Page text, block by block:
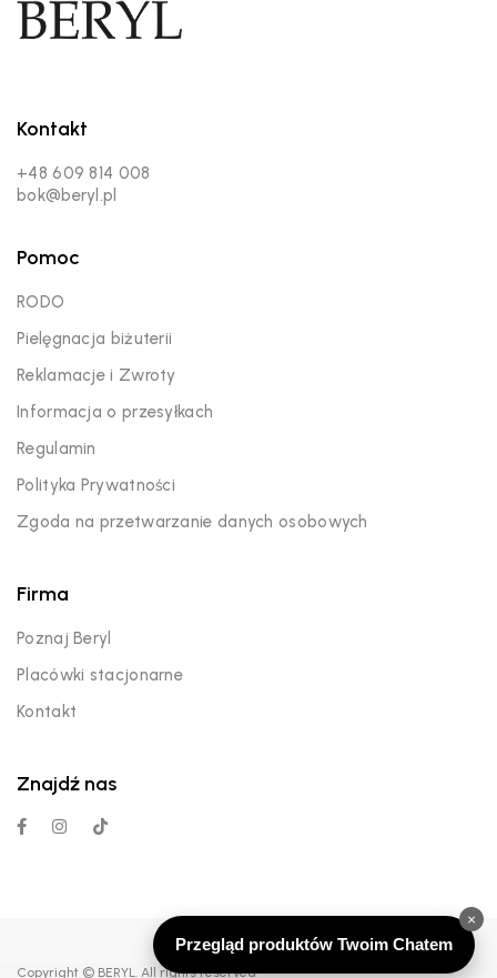
Kontakt
+48 609 814 008
bok@beryl.pl
Pomoc
RODO
Pielęgnacja biżuterii
Reklamacje i Zwroty
Informacja o przesyłkach
Regulamin
Polityka Prywatności
Zgoda na przetwarzanie danych osobowych
Firma
Poznaj Beryl
Placówki stacjonarne
Kontakt
Znajdź nas
Copyright © BERYL. All rights reserved
×
Przegląd produktów Twoim Chatem